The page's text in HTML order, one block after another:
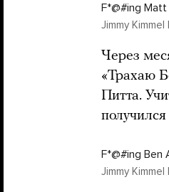
F*@#ing
Jimmy Kimmel
Через
«Трахаю
Питта.
F*@#ing Ben
Jimmy Kimmel